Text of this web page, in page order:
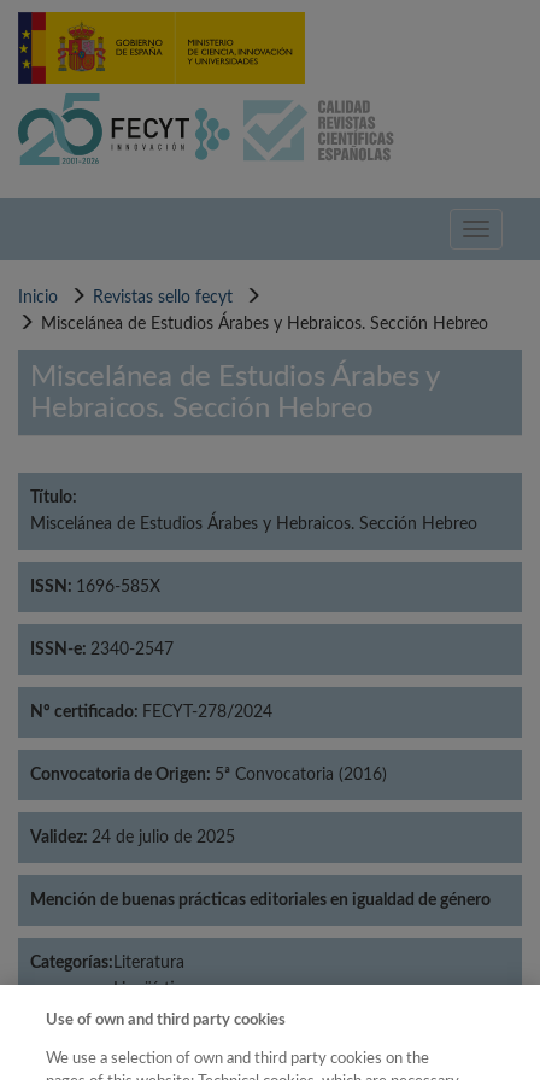
Pasar
contenido
Toggle
Inicio
Revistas sello fecyt
Miscelánea de Estudios Árabes y Hebraicos. Sección Hebreo
Miscelánea de Estudios Árabes y
Hebraicos. Sección Hebreo
Título:
Miscelánea de Estudios Árabes y Hebraicos. Sección Hebreo
ISSN: 1696-585X
ISSN-e: 2340-2547
Nº certificado: FECYT-278/2024
Convocatoria de Origen: 5ª Convocatoria (2016)
Validez: 24 de julio de 2025
Mención de buenas prácticas editoriales en igualdad de género
Categorías: Literatura
Lingüística
Use of own and third party cookies
We use a selection of own and third party cookies on the